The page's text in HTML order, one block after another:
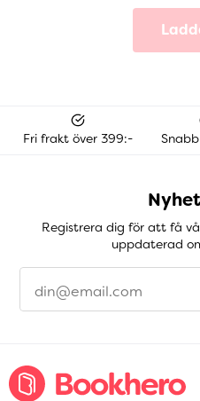
Fri frakt över 399:-
Registrera dig för att få
uppdaterad